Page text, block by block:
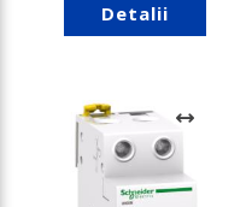
Detalii